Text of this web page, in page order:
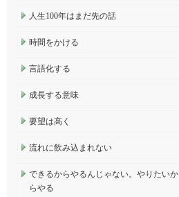
人生100年はまだ先の話
時間をかける
言語化する
成長する意味
要望は高く
流れに飲み込まれない
できるからやるんじゃない。やりたいか
らやる